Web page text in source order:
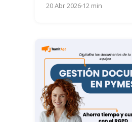
a...
20 Abr 202612 min